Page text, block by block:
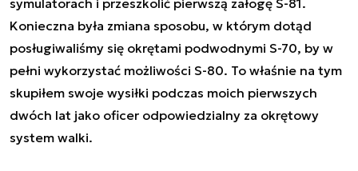
Konieczna była zmiana sposobu, w którym dotąd
posługiwaliśmy się okrętami podwodnymi S-70, by w
pełni wykorzystać możliwości S-80. To właśnie na tym
skupiłem swoje wysiłki podczas moich pierwszych
dwóch lat jako oficer odpowiedzialny za okrętowy
system walki.